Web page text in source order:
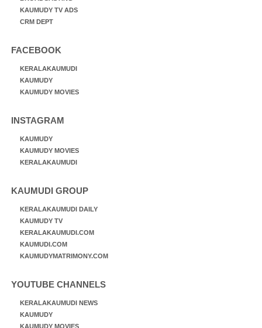
KAUMUDY TV ADS
CRM DEPT
FACEBOOK
KERALAKAUMUDI
KAUMUDY
KAUMUDY MOVIES
INSTAGRAM
KAUMUDY
KAUMUDY MOVIES
KERALAKAUMUDI
KAUMUDI GROUP
KERALAKAUMUDI DAILY
KAUMUDY TV
KERALAKAUMUDI.COM
KAUMUDI.COM
KAUMUDYMATRIMONY.COM
YOUTUBE CHANNELS
KERALAKAUMUDI NEWS
KAUMUDY
KAUMUDY MOVIES